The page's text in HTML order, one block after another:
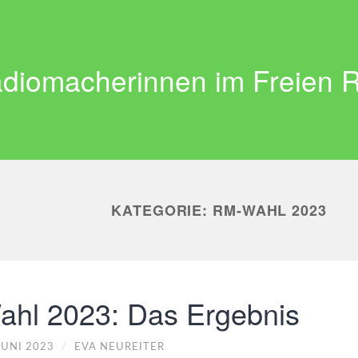
im Freien
KATEGORIE: RM-WAHL 2023
2023: Das Ergebnis
2023 / EVA NEUREITER